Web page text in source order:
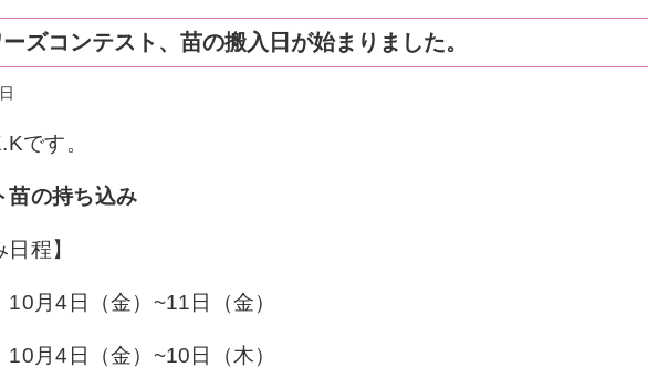
ズコンテスト、苗の搬入日が始まりました。
です。
苗の持ち込み
日程】
10月4日（金）~11日（金）
10月4日（金）~10日（木）